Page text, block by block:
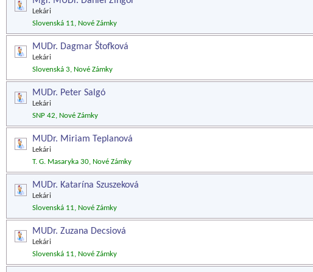
Lekári
Slovenská 11, Nové Zámky
MUDr. Dagmar Štofková
Lekári
Slovenská 3, Nové Zámky
MUDr. Peter Salgó
Lekári
SNP 42, Nové Zámky
MUDr. Miriam Teplanová
Lekári
T. G. Masaryka 30, Nové Zámky
MUDr. Katarína Szuszeková
Lekári
Slovenská 11, Nové Zámky
MUDr. Zuzana Decsiová
Lekári
Slovenská 11, Nové Zámky